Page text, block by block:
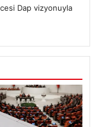
Dap vizyonuyla